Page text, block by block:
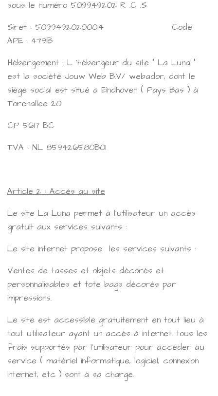
sous le numéro 509949202 R .C .S
Siret : 50994920200014 Code
APE : 4791B
Hébergement : L 'hébergeur du site " La Luna "
est la société Jouw Web B.V/ webador, dont le
siège social est situé a Eindhoven ( Pays Bas ) à
Torenallee 20
CP 5617 BC
TVA : NL 859426580B01
Article 2 : Accès au site
Le site La Luna permet à l'utilisateur un accès
gratuit aux services suivants :
Le site internet propose les services suivants :
Ventes de tasses et objets décorés et
personnalisables et tote bags décorés par
impressions.
Le site est accessible gratuitement en tout lieu à
tout utilisateur ayant un accès à internet. tous les
frais supportés par l'utilisateur pour accéder au
service ( matériel informatique, logiciel, connexion
internet, etc ) sont à sa charge.